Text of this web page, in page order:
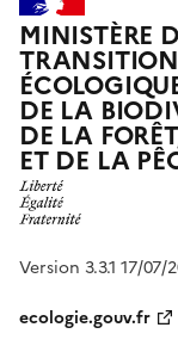
MINISTÈRE
TRANSITION
DE LA
DE LA
ET DE LA
Version 3.3.1 17/07/
ecologie.gouv.fr